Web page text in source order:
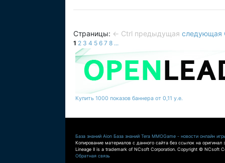
Страницы: ← Ctrl предыдущая следующая
1 2 3 4 5 6 7 8 ...
Купить 1000 показов баннера от 0,11 у.е.
База знаний Aion База знаний Tera MMOGame - новости онлайн
Копирование материалов с данного сайта без ссылок на оригинал
Lineage II is a trademark of NCsoft Corporation. Copyright © NCsoft
Обратная связь